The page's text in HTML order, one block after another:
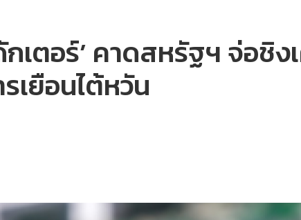
เตอร์’ คาดสหรัฐฯ จ่อชิ
เยือนไต้หวัน